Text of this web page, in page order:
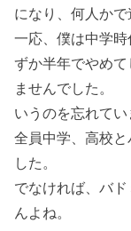
になり、何人かで
一応、僕は中学
ずか半年でやめ
ませんでした。
いうのを忘れてい
全員中学、高校
した。
でなければ、バ
んよね。